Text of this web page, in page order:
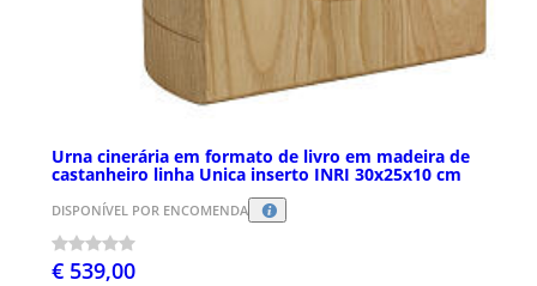
Urna cinerária em formato de livro em madeira de
castanheiro linha Unica inserto INRI 30x25x10 cm
DISPONÍVEL POR ENCOMENDA
€ 539,00